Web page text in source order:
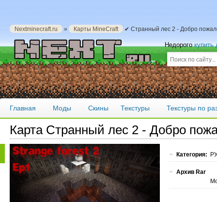
Nextminecraft.ru » Карты MineCraft ✔ Странный лес 2 - Добро
Недорогокупить
Главная Моды Скины Текстуры Текстуры по
Карта Странный лес 2 - Добро
Категория:
Архив Rar